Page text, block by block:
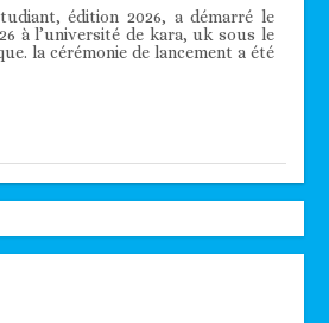
édition 2026, a démarré le
à l’université de kara, uk sous le
la cérémonie de lancement a été